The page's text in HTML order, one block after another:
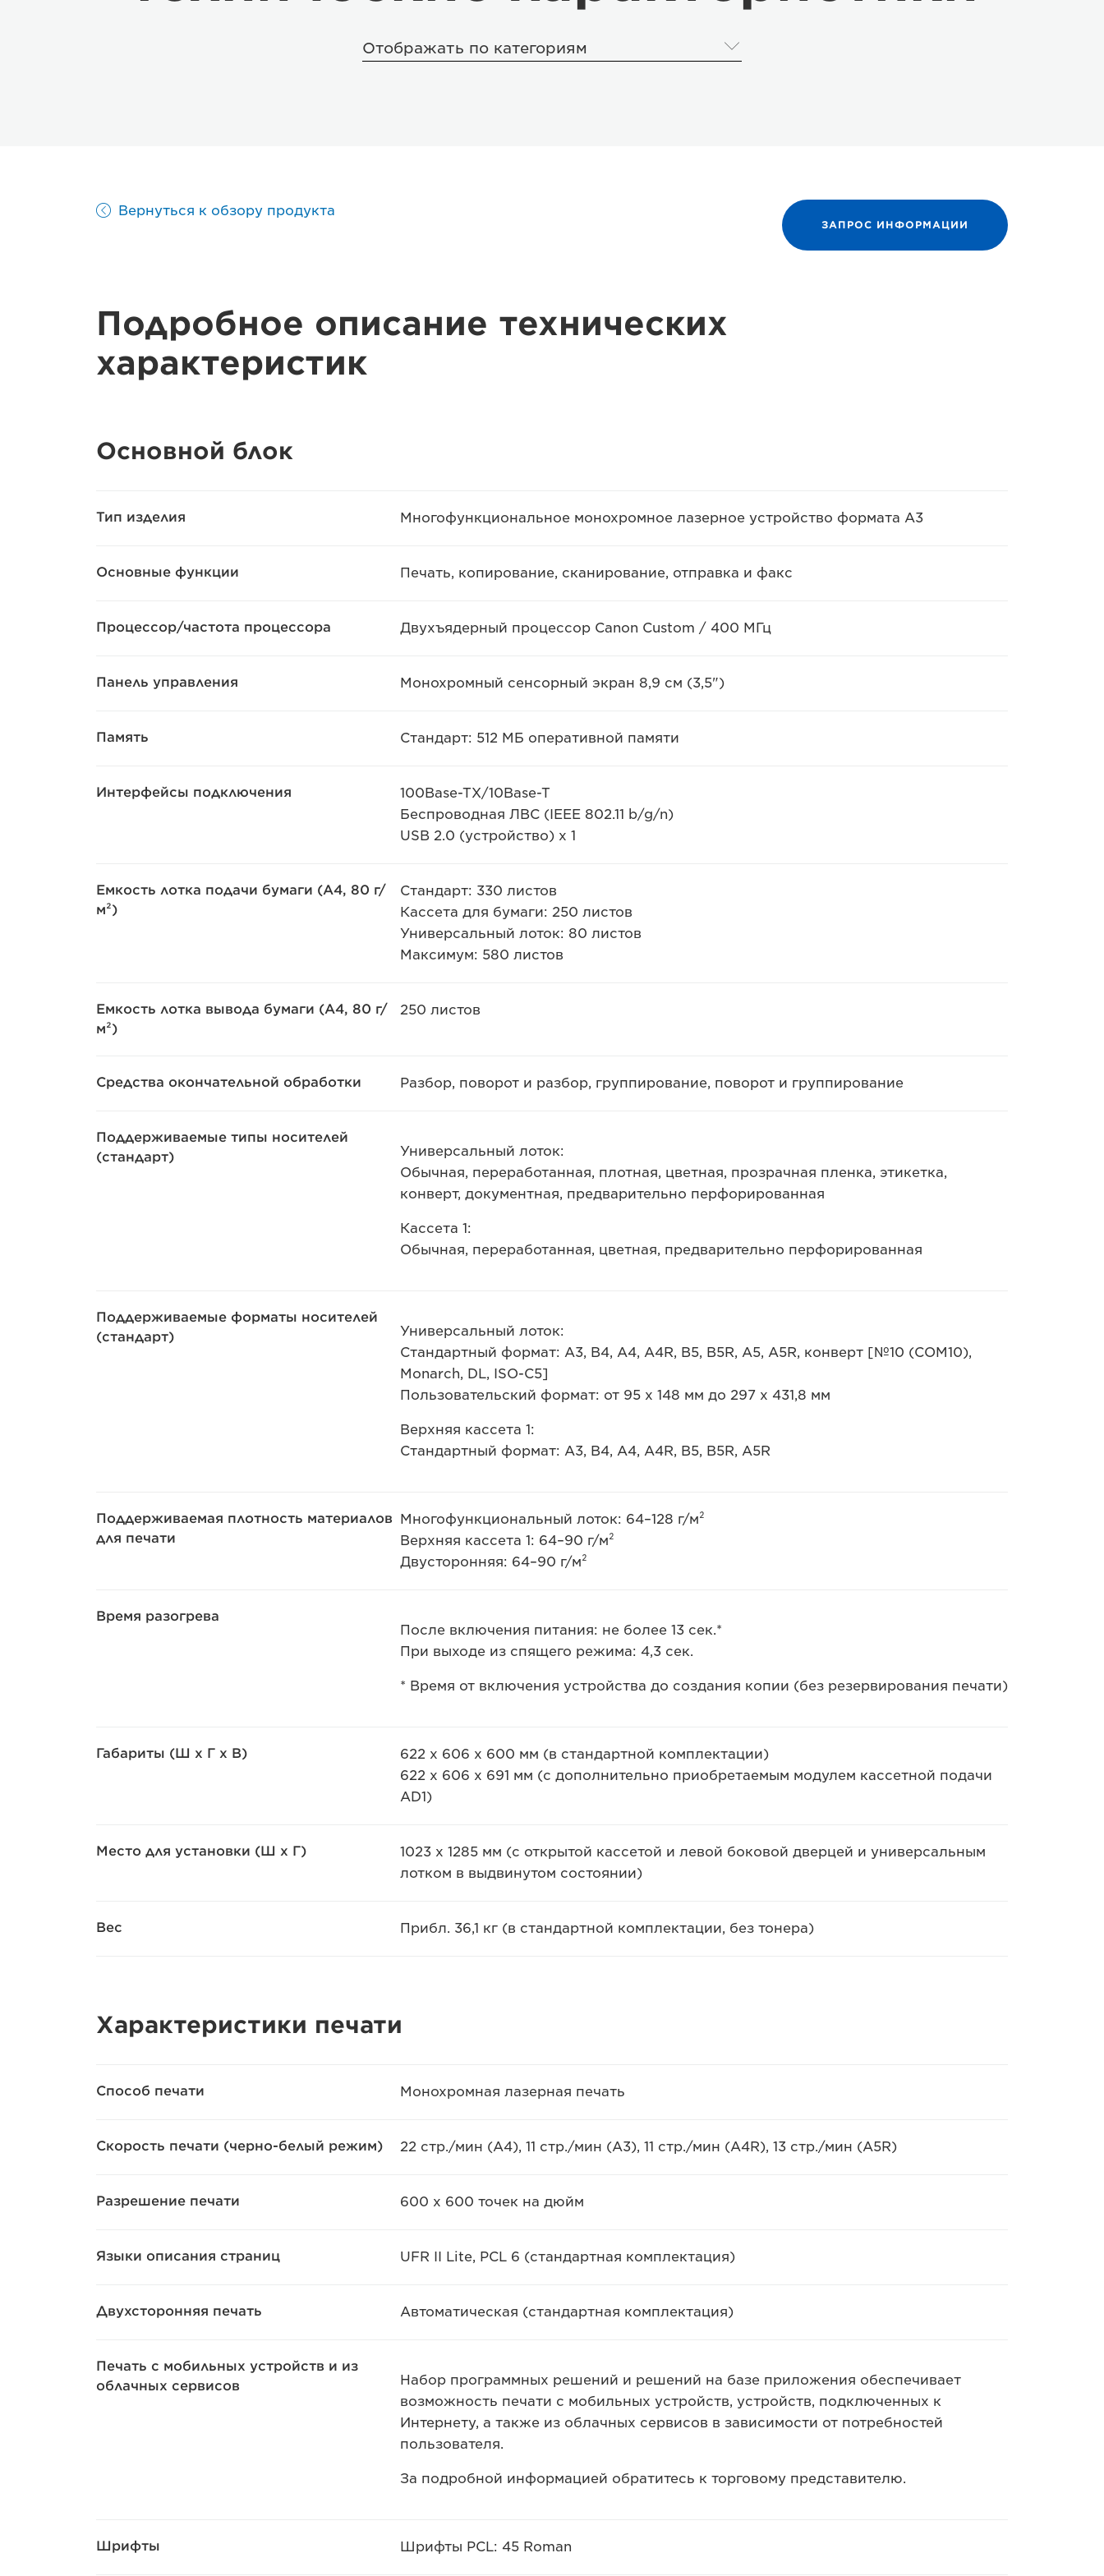
Отображать по категориям
Вернуться к обзору продукта
ЗАПРОС ИНФОРМАЦИИ
Подробное описание технических
характеристик
Основной блок
Тип изделия Многофункциональное монохромное лазерное устройство формата A3
Основные функции Печать, копирование, сканирование, отправка и факс
Процессор/частота процессора Двухъядерный процессор Canon Custom / 400 МГц
Панель управления Монохромный сенсорный экран 8,9 см (3,5")
Память Стандарт: 512 МБ оперативной памяти
Интерфейсы подключения
100Base-TX/10Base-T
Беспроводная ЛВС (IEEE 802.11 b/g/n)
USB 2.0 (устройство) x 1
Емкость лотка подачи бумаги (A4, 80 г/
м²)
Стандарт: 330 листов
Кассета для бумаги: 250 листов
Универсальный лоток: 80 листов
Максимум: 580 листов
Емкость лотка вывода бумаги (A4, 80 г/
м²)
250 листов
Средства окончательной обработки Разбор, поворот и разбор, группирование, поворот и группирование
Поддерживаемые типы носителей
(стандарт)
Универсальный лоток:
Обычная, переработанная, плотная, цветная, прозрачная пленка, этикетка,
конверт, документная, предварительно перфорированная
Кассета 1:
Обычная, переработанная, цветная, предварительно перфорированная
Поддерживаемые форматы носителей
(стандарт)
Универсальный лоток:
Стандартный формат: A3, B4, A4, A4R, B5, B5R, A5, A5R, конверт [№10 (COM10),
Monarch, DL, ISO-C5]
Пользовательский формат: от 95 x 148 мм до 297 x 431,8 мм
Верхняя кассета 1:
Стандартный формат: A3, B4, A4, A4R, B5, B5R, A5R
Поддерживаемая плотность материалов
для печати
Многофункциональный лоток: 64–128 г/м²
Верхняя кассета 1: 64–90 г/м²
Двусторонняя: 64–90 г/м²
Время разогрева
После включения питания: не более 13 сек.*
При выходе из спящего режима: 4,3 сек.
* Время от включения устройства до создания копии (без резервирования печати)
Габариты (Ш x Г x В)
622 x 606 x 600 мм (в стандартной комплектации)
622 x 606 x 691 мм (с дополнительно приобретаемым модулем кассетной подачи
AD1)
Место для установки (Ш x Г)
1023 x 1285 мм (с открытой кассетой и левой боковой дверцей и универсальным
лотком в выдвинутом состоянии)
Вес Прибл. 36,1 кг (в стандартной комплектации, без тонера)
Характеристики печати
Способ печати Монохромная лазерная печать
Скорость печати (черно-белый режим) 22 стр./мин (A4), 11 стр./мин (A3), 11 стр./мин (A4R), 13 стр./мин (A5R)
Разрешение печати 600 x 600 точек на дюйм
Языки описания страниц UFR II Lite, PCL 6 (стандартная комплектация)
Двухсторонняя печать Автоматическая (стандартная комплектация)
Печать с мобильных устройств и из
облачных сервисов
Набор программных решений и решений на базе приложения обеспечивает
возможность печати с мобильных устройств, устройств, подключенных к
Интернету, а также из облачных сервисов в зависимости от потребностей
пользователя.
За подробной информацией обратитесь к торговому представителю.
Шрифты Шрифты PCL: 45 Roman